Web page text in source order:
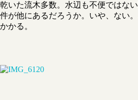
乾いた流木多数。水辺も不便ではな
件が他にあるだろうか。いや、ない
かかる。